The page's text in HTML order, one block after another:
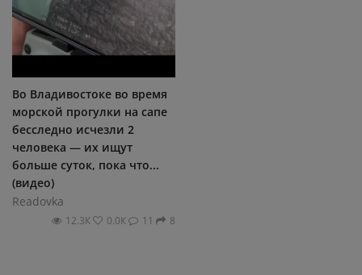
Во Владивостоке во время
морской прогулки на сапе
бесследно исчезли 2
человека — их ищут
больше суток, пока что...
(видео)
Readovka
12.3К 0.0К 11 8